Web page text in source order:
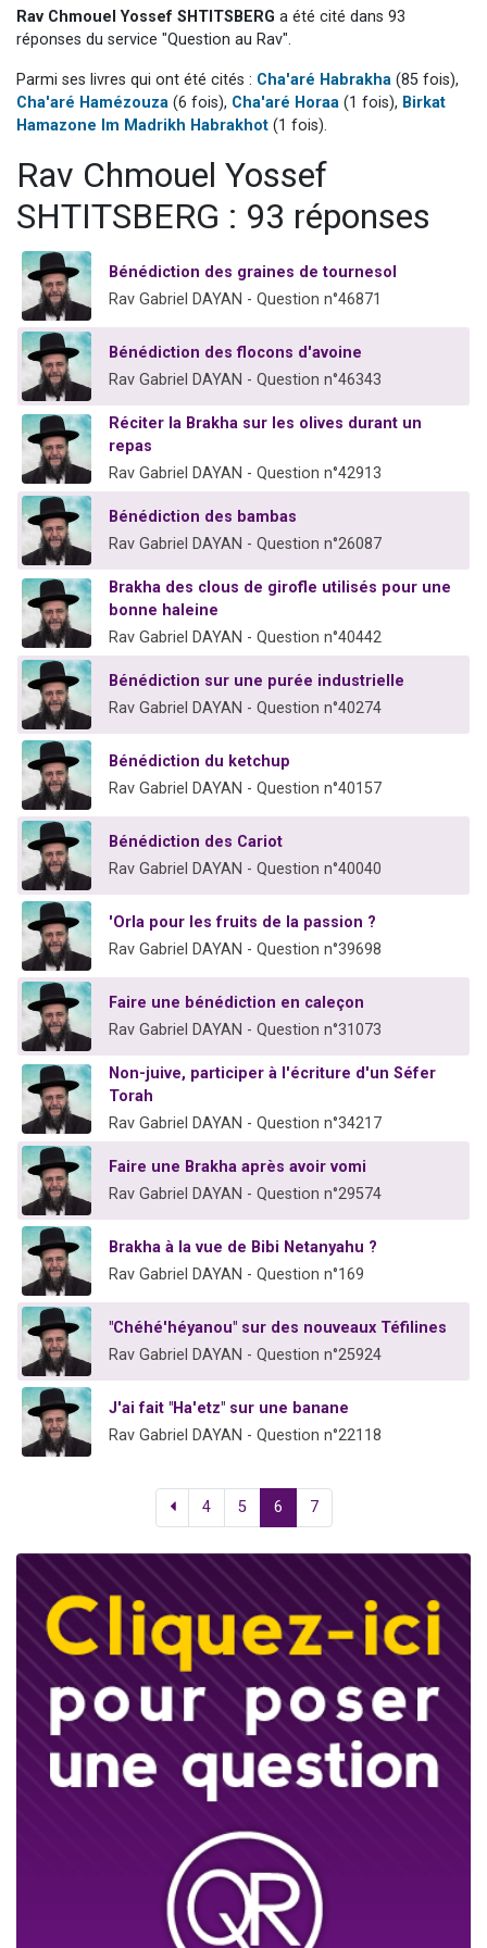
Ariel vient de donner son Maasser
Il reste 49 places pour étudier en groupe sur Zoom
Rav Chmouel Yossef SHTITSBERG a été cité dans 93
réponses du service "Question au Rav".
Parmi ses livres qui ont été cités : Cha'aré Habrakha (85 fois),
Cha'aré Hamézouza (6 fois), Cha'aré Horaa (1 fois), Birkat
Hamazone Im Madrikh Habrakhot (1 fois).
Rav Chmouel Yossef
SHTITSBERG : 93 réponses
Bénédiction des graines de tournesol
Rav Gabriel DAYAN - Question n°46871
Bénédiction des flocons d'avoine
Rav Gabriel DAYAN - Question n°46343
Réciter la Brakha sur les olives durant un
repas
Rav Gabriel DAYAN - Question n°42913
Bénédiction des bambas
Rav Gabriel DAYAN - Question n°26087
Brakha des clous de girofle utilisés pour une
bonne haleine
Rav Gabriel DAYAN - Question n°40442
Bénédiction sur une purée industrielle
Rav Gabriel DAYAN - Question n°40274
Bénédiction du ketchup
Rav Gabriel DAYAN - Question n°40157
Bénédiction des Cariot
Rav Gabriel DAYAN - Question n°40040
'Orla pour les fruits de la passion ?
Rav Gabriel DAYAN - Question n°39698
Faire une bénédiction en caleçon
Rav Gabriel DAYAN - Question n°31073
Non-juive, participer à l'écriture d'un Séfer
Torah
Rav Gabriel DAYAN - Question n°34217
Faire une Brakha après avoir vomi
Rav Gabriel DAYAN - Question n°29574
Brakha à la vue de Bibi Netanyahu ?
Rav Gabriel DAYAN - Question n°169
"Chéhé'héyanou" sur des nouveaux Téfilines
Rav Gabriel DAYAN - Question n°25924
J'ai fait "Ha'etz" sur une banane
Rav Gabriel DAYAN - Question n°22118
4 5 6 7